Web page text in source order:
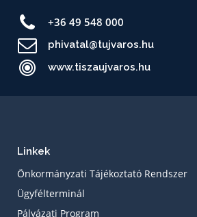
+36 49 548 000
phivatal@tujvaros.hu
www.tiszaujvaros.hu
Linkek
Önkormányzati Tájékoztató Rendszer
Ügyfélterminál
Pályázati Program